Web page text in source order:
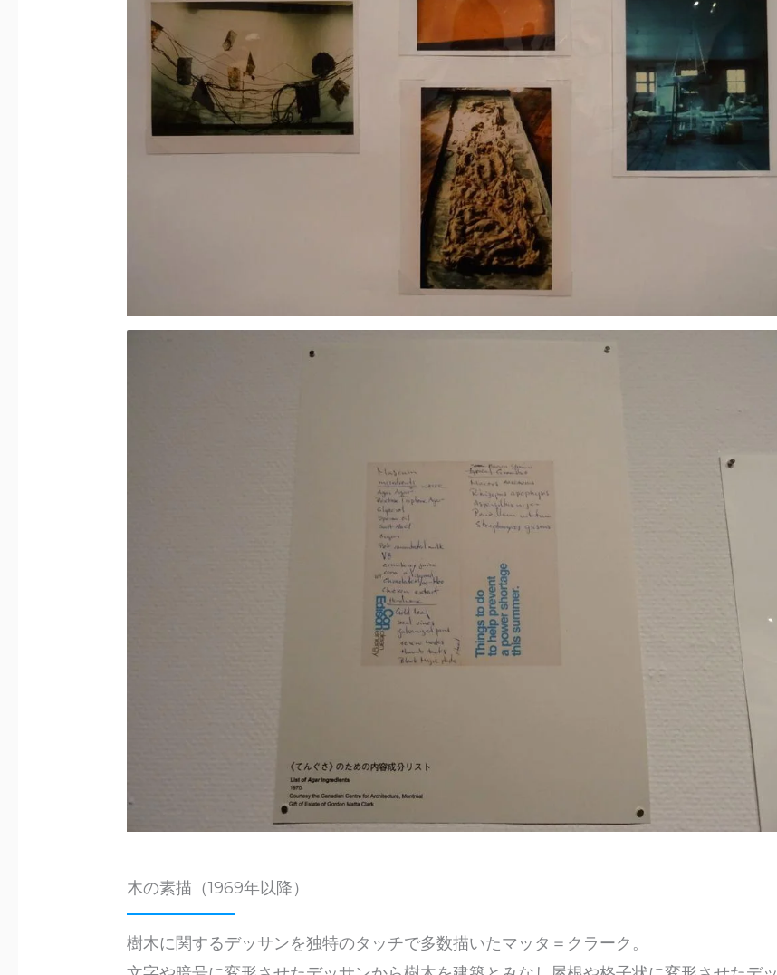
木の素描（1969年以降）
樹木に関するデッサンを独特のタッチで多数描いたマッタ＝クラーク。